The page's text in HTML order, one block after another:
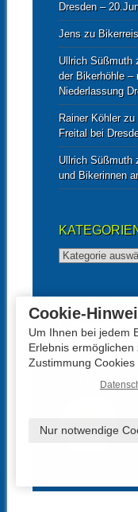
Dresden –
Jenszu
Ullrich Süßmuth
der Bikerhöhle –
Niederlassung
Rainer Köhlerzu
Freital bei
Ullrich Süßmuth
und Bikerinnen
Kategorien
Archiv
Cookie-
Um Ihnen bei jedem
Erlebnis
Zustimmung Cookies
Nur notwendige